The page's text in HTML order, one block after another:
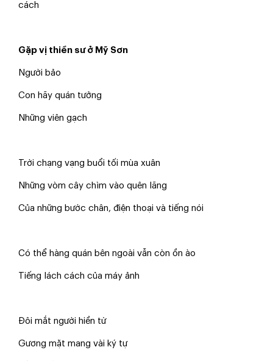
cách
Gặp vị thiền sư ở Mỹ Sơn
Người bảo
Con hãy quán tưởng
Những viên gạch
Trời chạng vạng buổi tối mùa xuân
Những vòm cây chìm vào quên lãng
Của những bước chân, điện thoại và tiếng nói
Có thể hàng quán bên ngoài vẫn còn ồn ào
Tiếng lách cách của máy ảnh
Đôi mắt người hiền từ
Gương mặt mang vài ký tự